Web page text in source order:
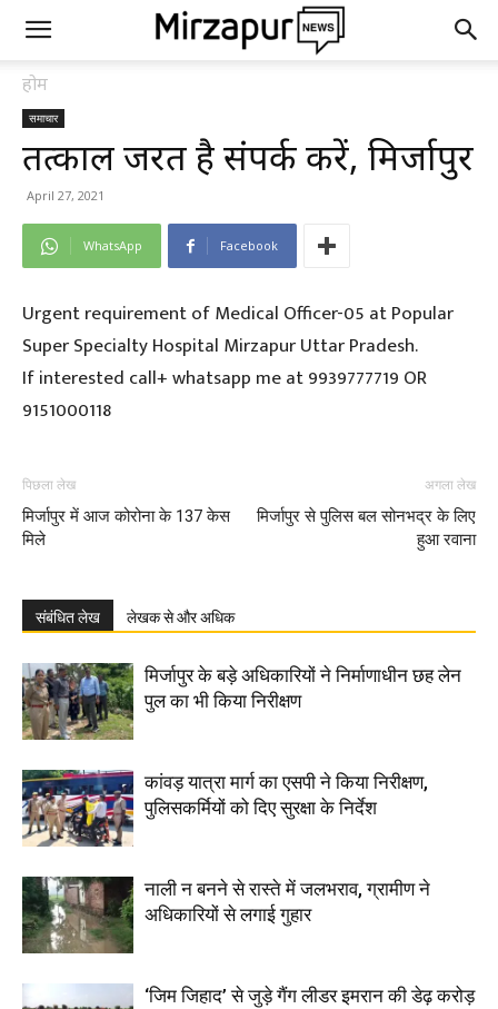
होम
समाचार
तत्काल जरूरत है संपर्क करें, मिर्जापुर
April 27, 2021
WhatsApp Facebook
Urgent requirement of Medical Officer-05 at Popular
Super Specialty Hospital Mirzapur Uttar Pradesh.
If interested call+ whatsapp me at 9939777719 OR
9151000118
पिछला लेख
मिर्जापुर में आज कोरोना के 137 केस
मिले
अगला लेख
मिर्जापुर से पुलिस बल सोनभद्र के लिए
हुआ रवाना
संबंधित लेख लेखक से और अधिक
मिर्जापुर के बड़े अधिकारियों ने निर्माणाधीन छह लेन
पुल का भी किया निरीक्षण
कांवड़ यात्रा मार्ग का एसपी ने किया निरीक्षण,
पुलिसकर्मियों को दिए सुरक्षा के निर्देश
नाली न बनने से रास्ते में जलभराव, ग्रामीण ने
अधिकारियों से लगाई गुहार
‘जिम जिहाद’ से जुड़े गैंग लीडर इमरान की डेढ़ करोड़